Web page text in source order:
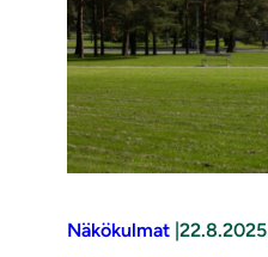
Näkökulmat |22.8.2025